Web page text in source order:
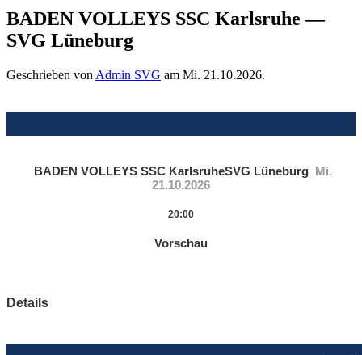
BADEN VOLLEYS SSC Karlsruhe —
SVG Lüneburg
Geschrieben von Admin SVG am Mi. 21.10.2026.
BADEN VOLLEYS SSC KarlsruheSVG Lüneburg Mi.
21.10.2026
20:00
Vorschau
Details